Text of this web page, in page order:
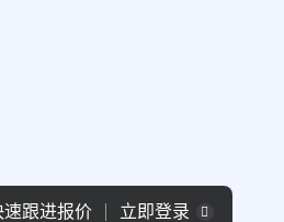
速跟进报价 立即登录